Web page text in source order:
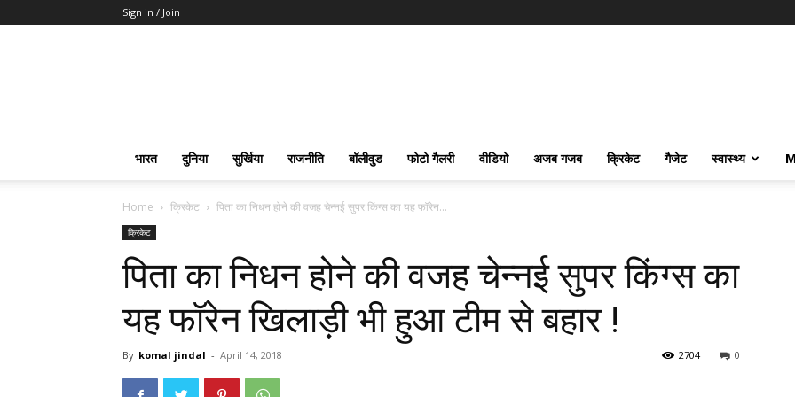
Sign in / Join
भारत दुनिया सुर्खिया राजनीति बॉलीवुड फोटो गैलरी वीडियो अजब गजब क्रिकेट गैजेट स्वास्थ्य
Home क्रिकेट पिता का निधन होने की वजह चेन्नई सुपर किंग्स का यह फॉरेन...
क्रिकेट
पिता का निधन होने की वजह चेन्नई सुपर किंग्स का
यह फॉरेन खिलाड़ी भी हुआ टीम से बहार !
By komal jindal - April 14, 2018 0
2704